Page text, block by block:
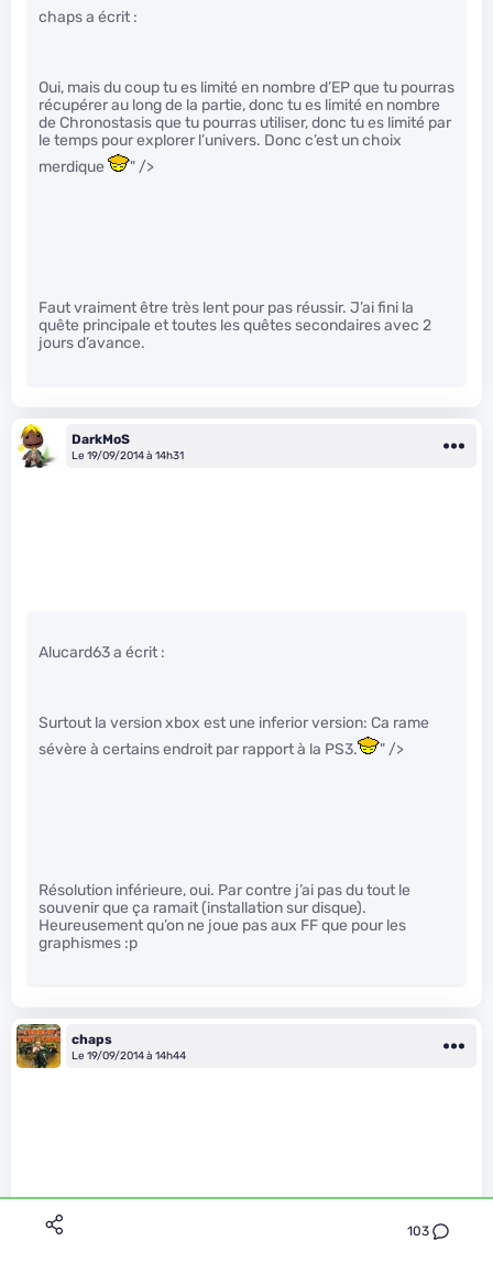
103
chaps a écrit :
Oui, mais du coup tu es limité en nombre d’EP que tu pourras
récupérer au long de la partie, donc tu es limité en nombre
de Chronostasis que tu pourras utiliser, donc tu es limité par
le temps pour explorer l’univers. Donc c’est un choix
merdique
" />
Faut vraiment être très lent pour pas réussir. J’ai fini la
quête principale et toutes les quêtes secondaires avec 2
jours d’avance.
DarkMoS
Le 19/09/2014 à 14h31
Alucard63 a écrit :
Surtout la version xbox est une inferior version: Ca rame
sévère à certains endroit par rapport à la PS3.
" />
Résolution inférieure, oui. Par contre j’ai pas du tout le
souvenir que ça ramait (installation sur disque).
Heureusement qu’on ne joue pas aux FF que pour les
graphismes :p
chaps
Le 19/09/2014 à 14h44